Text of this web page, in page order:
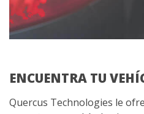
ENCUENTRA TU
Quercus Technologies le